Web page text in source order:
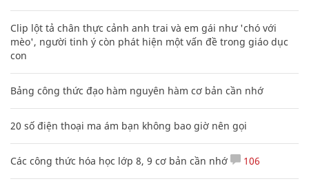
Clip lột tả chân thực cảnh anh trai và em gái như 'chó với
mèo', người tinh ý còn phát hiện một vấn đề trong giáo dục
con
Bảng công thức đạo hàm nguyên hàm cơ bản cần nhớ
20 số điện thoại ma ám bạn không bao giờ nên gọi
Các công thức hóa học lớp 8, 9 cơ bản cần nhớ 106